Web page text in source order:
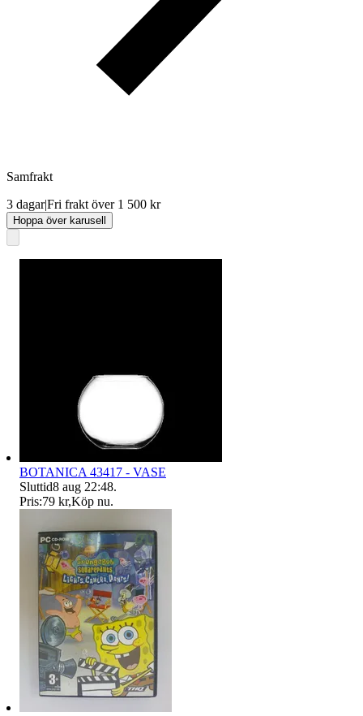
Samfrakt
3 dagar|Fri frakt över 1 500 kr
Hoppa över karusell
BOTANICA 43417 - VASE
Sluttid8 aug 22:48.
Pris:79 kr,Köp nu.